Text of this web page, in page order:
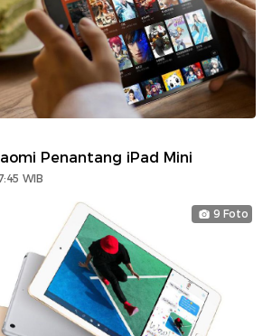
Penantang iPad Mini
WIB
9 Foto